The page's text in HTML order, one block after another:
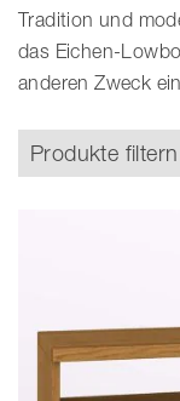
Tradition und
das Eichen-
anderen Zweck
Produkte filtern